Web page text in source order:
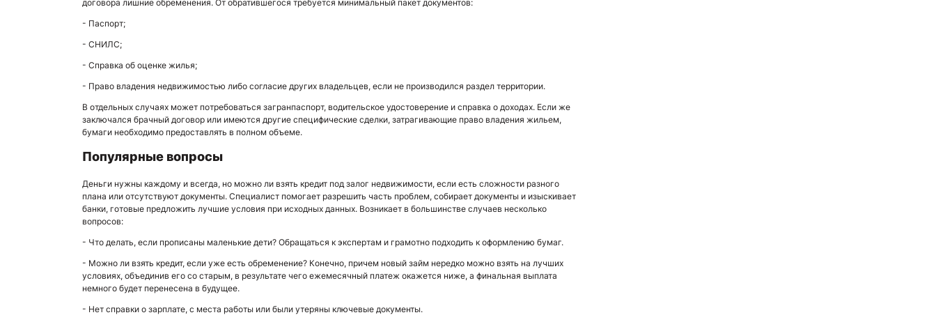
договора лишние обременения. От обратившегося требуется минимальный пакет документов:
- Паспорт;
- СНИЛС;
- Справка об оценке жилья;
- Право владения недвижимостью либо согласие других владельцев, если не производился раздел территории.
В отдельных случаях может потребоваться загранпаспорт, водительское удостоверение и справка о доходах. Если же
заключался брачный договор или имеются другие специфические сделки, затрагивающие право владения жильем,
бумаги необходимо предоставлять в полном объеме.
Популярные вопросы
Деньги нужны каждому и всегда, но можно ли взять кредит под залог недвижимости, если есть сложности разного
плана или отсутствуют документы. Специалист помогает разрешить часть проблем, собирает документы и изыскивает
банки, готовые предложить лучшие условия при исходных данных. Возникает в большинстве случаев несколько
вопросов:
- Что делать, если прописаны маленькие дети? Обращаться к экспертам и грамотно подходить к оформлению бумаг.
- Можно ли взять кредит, если уже есть обременение? Конечно, причем новый займ нередко можно взять на лучших
условиях, объединив его со старым, в результате чего ежемесячный платеж окажется ниже, а финальная выплата
немного будет перенесена в будущее.
- Нет справки о зарплате, с места работы или были утеряны ключевые документы.